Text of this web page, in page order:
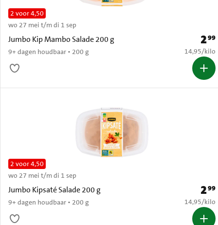
Jumbo Kip Mambo Salade 200 g
9+ dagen houdbaar • 200 g
2 voor 4,50
wo 27 mei t/m di 1 sep
299
€ 14,95
14,95/kilo
Jumbo Kipsaté Salade 200 g
9+ dagen houdbaar • 200 g
2 voor 4,50
wo 27 mei t/m di 1 sep
299
€ 14,95
14,95/kilo